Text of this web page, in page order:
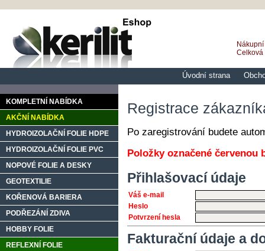
Registrace
Po zaregistrování budete
Položky označené červenou
Přihlašovací údaje
Váš e-mail
Heslo
Potvrzení hesla
Fakturační údaje a
KOMPLETNÍ NABÍDKA
AKČNÍ NABÍDKA
HYDROIZOLAČNÍ FOLIE HDPE
HYDROIZOLAČNÍ FOLIE PVC
NOPOVÉ FOLIE A DESKY
GEOTEXTILIE
KOŘENOVÁ BARIERA
PODŘEZÁNÍ ZDIVA
HOBBY FOLIE
REFLEXNÍ FOLIE
Úvodní strana